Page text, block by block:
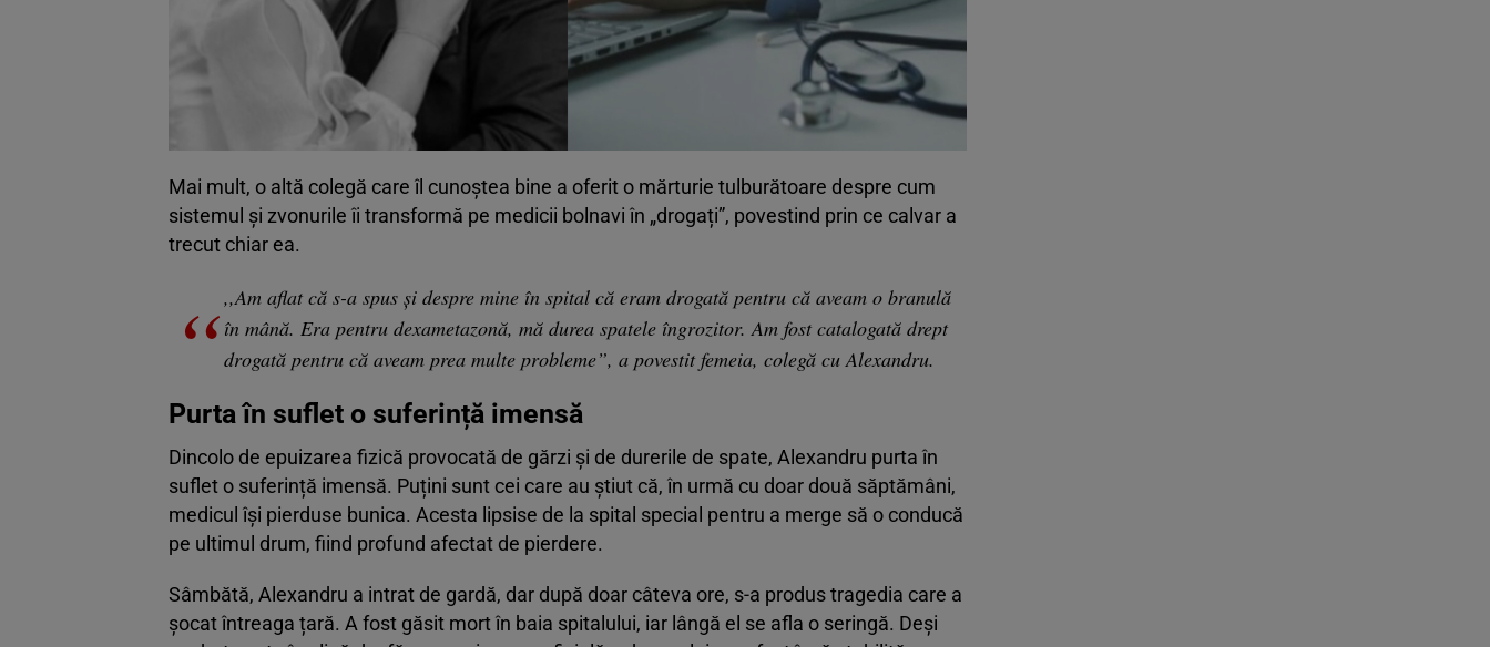
Mai mult, o altă colegă care îl cunoștea bine a oferit o mărturie tulburătoare despre cum
sistemul și zvonurile îi transformă pe medicii bolnavi în „drogați”, povestind prin ce calvar a
trecut chiar ea.
,,Am aflat că s-a spus și despre mine în spital că eram drogată pentru că aveam o branulă
în mână. Era pentru dexametazonă, mă durea spatele îngrozitor. Am fost catalogată drept
drogată pentru că aveam prea multe probleme”, a povestit femeia, colegă cu Alexandru.
Purta în suflet o suferință imensă
Dincolo de epuizarea fizică provocată de gărzi și de durerile de spate, Alexandru purta în
suflet o suferință imensă. Puțini sunt cei care au știut că, în urmă cu doar două săptămâni,
medicul își pierduse bunica. Acesta lipsise de la spital special pentru a merge să o conducă
pe ultimul drum, fiind profund afectat de pierdere.
Sâmbătă, Alexandru a intrat de gardă, dar după doar câteva ore, s-a produs tragedia care a
șocat întreaga țară. A fost găsit mort în baia spitalului, iar lângă el se afla o seringă. Deși